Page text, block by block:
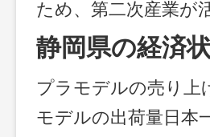
ため、第二次産業が
静岡県の経済
プラモデルの売り上
モデルの出荷量日本